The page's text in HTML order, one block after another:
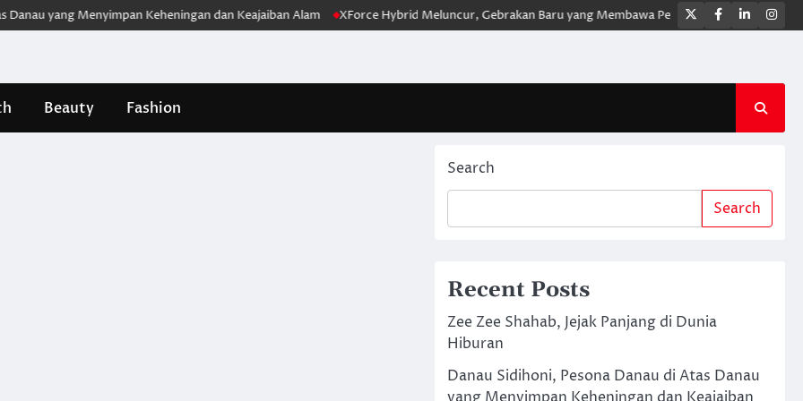
yang Menyimpan Keheningan dan Keajaiban Alam XForce Hybrid Meluncur, Gebrakan Baru yang Membawa Pengalaman Berkendara Lebih
Twitter
Facebook
LinkedIn
Beauty Fashion
Search
Search
Recent Posts
Zee Zee Shahab, Jejak Panjang di Dunia
Hiburan
Danau Sidihoni, Pesona Danau di Atas Danau